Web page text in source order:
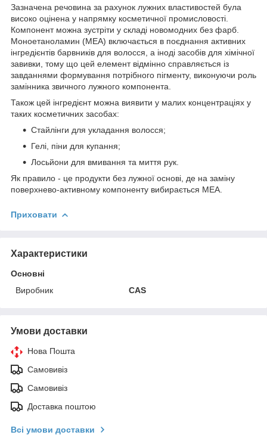
Зазначена речовина за рахунок лужних властивостей була
високо оцінена у напрямку косметичної промисловості.
Компонент можна зустріти у складі новомодних без фарб.
Моноетаноламин (МЕА) включається в поєднання активних
інгредієнтів барвників для волосся, а іноді засобів для хімічної
завивки, тому що цей елемент відмінно справляється із
завданнями формування потрібного пігменту, виконуючи роль
замінника звичного лужного компонента.
Також цей інгредієнт можна виявити у малих концентраціях у
таких косметичних засобах:
Стайлінги для укладання волосся;
Гелі, піни для купання;
Лосьйони для вмивання та миття рук.
Як правило - це продукти без лужної основі, де на заміну
поверхнево-активному компоненту вибирається МЕА.
Приховати
Характеристики
Основні
Виробник
CAS
Умови доставки
Нова Пошта
Самовивіз
Самовивіз
Доставка поштою
Всі умови доставки